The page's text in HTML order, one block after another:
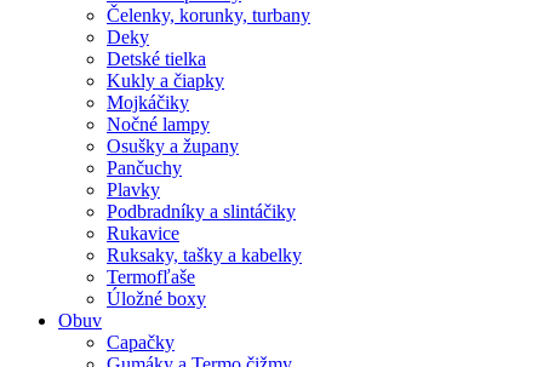
Čelenky, korunky, turbany
Deky
Detské tielka
Kukly a čiapky
Mojkáčiky
Nočné lampy
Osušky a župany
Pančuchy
Plavky
Podbradníky a slintáčiky
Rukavice
Ruksaky, tašky a kabelky
Termofľaše
Úložné boxy
Obuv
Capačky